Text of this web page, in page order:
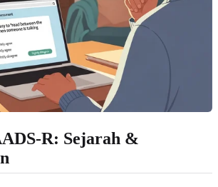
R: Sejarah &